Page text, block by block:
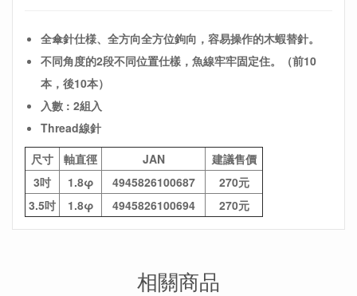
全傘針仕様、全方向全方位鉤向，容易操作的木蝦替針。
不同角度的2段不同位置仕樣，魚線牢牢固定住。（前10
本，後10本）
入數 : 2組入
Thread線針
尺寸
軸直徑 JAN
建議售價
3吋
1.8φ 4945826100687
270元
3.5吋
1.8φ 4945826100694 270元
相關商品